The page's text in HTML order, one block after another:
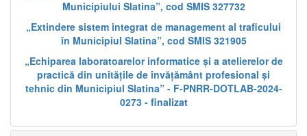
Municipiului Slatina”, cod SMIS 327732
„Extindere sistem integrat de management al traficului
în Municipiul Slatina”, cod SMIS 321905
„Echiparea laboratoarelor informatice și a atelierelor de
practică din unitățile de învățământ profesional și
tehnic din Municipiul Slatina” - F-PNRR-DOTLAB-2024-
0273 - finalizat